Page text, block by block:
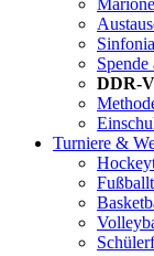
DDR-
Turniere &